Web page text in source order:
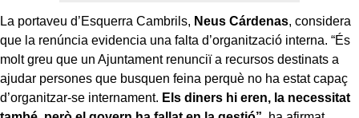
La portaveu d’Esquerra Cambrils, Neus Cárdenas, considera
que la renúncia evidencia una falta d’organització interna. “És
molt greu que un Ajuntament renunciï a recursos destinats a
ajudar persones que busquen feina perquè no ha estat capaç
d’organitzar-se internament. Els diners hi eren, la necessitat